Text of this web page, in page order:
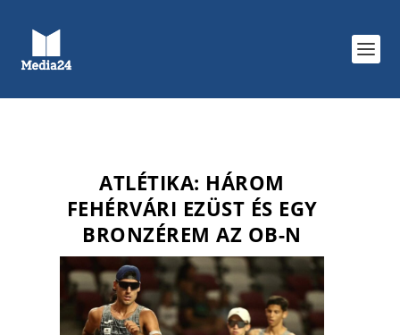
ATLÉTIKA: HÁROM
FEHÉRVÁRI EZÜST ÉS EGY
BRONZÉREM AZ OB-N